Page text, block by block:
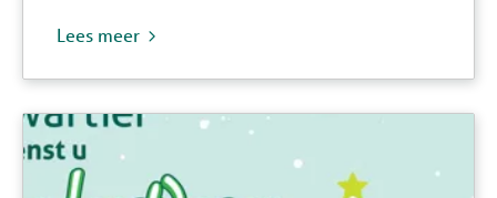
Lees meer